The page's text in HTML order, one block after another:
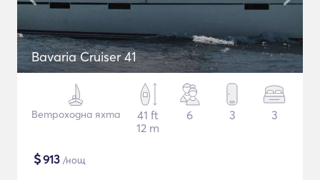
Bavaria Cruiser 41
Ветроходна яхта
41 ft
12 m
6 3 3
$913 /нощ